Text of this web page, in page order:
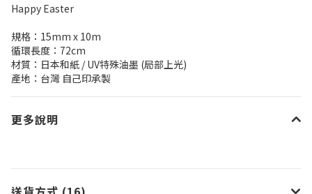
Happy Easter
規格：15mm x 10m
循環長度：72cm
材質：日本和紙 / UV特殊油墨 (局部上光)
產地：台灣 自己印承製
更多說明